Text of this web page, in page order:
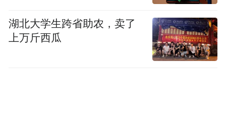
湖北大学生跨省助农，卖了
上万斤西瓜